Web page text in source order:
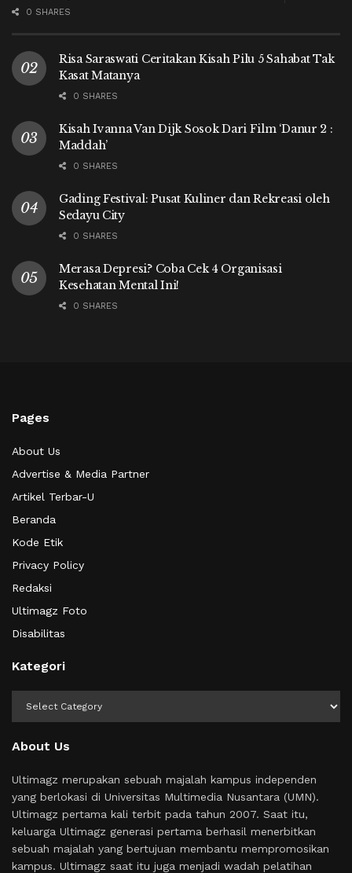
0 SHARES
Risa Saraswati Ceritakan Kisah Pilu 5 Sahabat Tak
Kasat Matanya
0 SHARES
Kisah Ivanna Van Dijk Sosok Dari Film ‘Danur 2 :
Maddah’
0 SHARES
Gading Festival: Pusat Kuliner dan Rekreasi oleh
Sedayu City
0 SHARES
Merasa Depresi? Coba Cek 4 Organisasi
Kesehatan Mental Ini!
0 SHARES
Pages
About Us
Advertise & Media Partner
Artikel Terbar-U
Beranda
Kode Etik
Privacy Policy
Redaksi
Ultimagz Foto
Disabilitas
Kategori
About Us
Ultimagz merupakan sebuah majalah kampus independen
yang berlokasi di Universitas Multimedia Nusantara (UMN).
Ultimagz pertama kali terbit pada tahun 2007. Saat itu,
keluarga Ultimagz generasi pertama berhasil menerbitkan
sebuah majalah yang bertujuan membantu mempromosikan
kampus. Ultimagz saat itu juga menjadi wadah pelatihan